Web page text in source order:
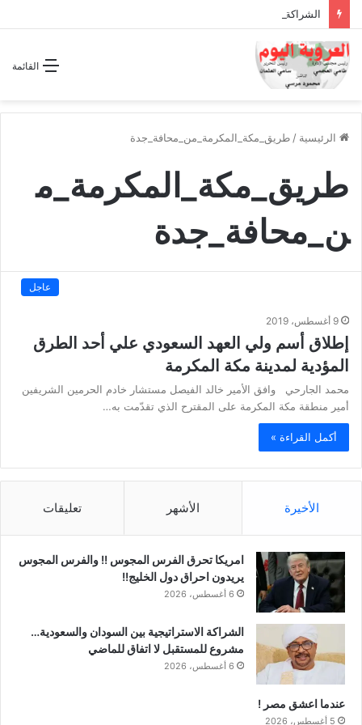
القائمة
الرئيسية / طريق_مكة_المكرمة_من_محافة_جدة
طريق_مكة_المكرمة_م
ن_محافة_جدة
عاجل
9 أغسطس، 2019
إطلاق أسم ولي العهد السعودي علي أحد الطرق
المؤدية لمدينة مكة المكرمة
محمد الجارحي وافق الأمير خالد الفيصل مستشار خادم الحرمين الشريفين
أمير منطقة مكة المكرمة على المقترح الذي تقدّمت به…
أكمل القراءة »
الأخيرة الأشهر تعليقات
امريكا تحرق الفرس المجوس !! والفرس المجوس
يريدون احراق دول الخليج!!
6 أغسطس، 2026
الشراكة الاستراتيجية بين السودان والسعودية…
مشروع للمستقبل لا اتفاق للماضي
6 أغسطس، 2026
عندما اعشق مصر !
5 أغسطس، 2026